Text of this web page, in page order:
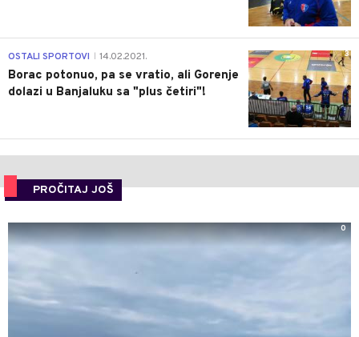
3
OSTALI SPORTOVI 14.02.2021.
Borac potonuo, pa se vratio, ali Gorenje
dolazi u Banjaluku sa "plus četiri"!
PROČITAJ JOŠ
0